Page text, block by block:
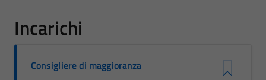
Incarichi
Consigliere di maggioranza